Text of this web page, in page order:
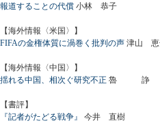
報道することの代償 小林 恭子
【海外情報〈米国〉】
FIFAの金権体質に渦巻く批判の声 津山 恵
【海外情報〈中国〉】
揺れる中国、相次ぐ研究不正 魯 諍
【書評】
『記者がたどる戦争』
今井 直樹